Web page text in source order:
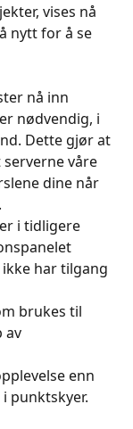
vises nå
nytt for å se
nå inn
nødvendig, i
Dette gjør at
våre
dine når
i tidligere
har tilgang
brukes til
av
enn
punktskyer.